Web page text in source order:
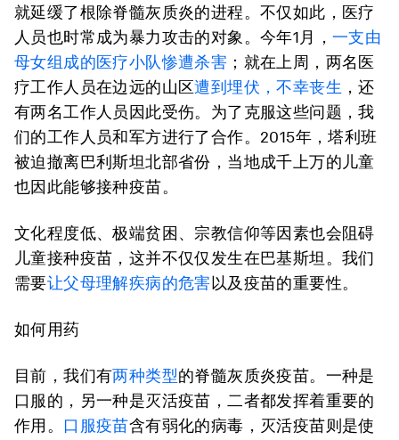
就延缓了根除脊髓灰质炎的进程。不仅如此，医疗
人员也时常成为暴力攻击的对象。今年1月， 一支由
母女组成的医疗小队惨遭杀害 ；就在上周，两名医
疗工作人员在边远的山区遭到埋伏，不幸丧生 ，还
有两名工作人员因此受伤。为了克服这些问题，我
们的工作人员和军方进行了合作。2015年，塔利班
被迫撤离巴利斯坦北部省份，当地成千上万的儿童
也因此能够接种疫苗。
文化程度低、极端贫困、宗教信仰等因素也会阻碍
儿童接种疫苗，这并不仅仅发生在巴基斯坦。我们
需要让父母理解疾病的危害以及疫苗的重要性。
如何用药
目前，我们有两种类型的脊髓灰质炎疫苗。一种是
口服的，另一种是灭活疫苗，二者都发挥着重要的
作用。 口服疫苗含有弱化的病毒，灭活疫苗则是使